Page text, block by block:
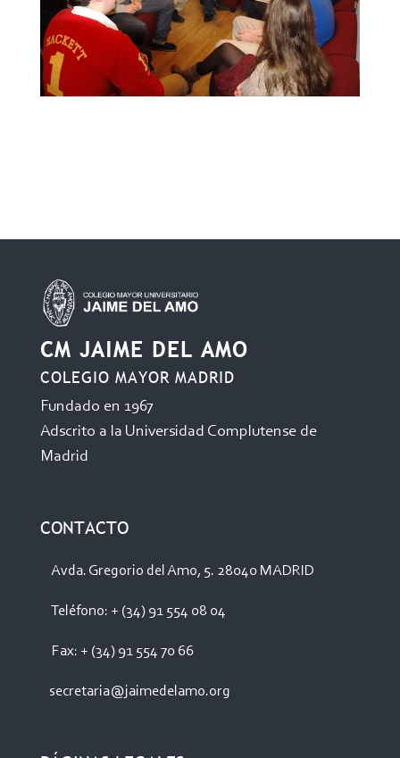
CM JAIME DEL AMO
COLEGIO MAYOR MADRID
Fundado en 1967
Adscrito a la Universidad Complutense de
Madrid
CONTACTO
Avda. Gregorio del Amo, 5. 28040 MADRID
Teléfono: + (34) 91 554 08 04
Fax: + (34) 91 554 70 66
secretaria@jaimedelamo.org